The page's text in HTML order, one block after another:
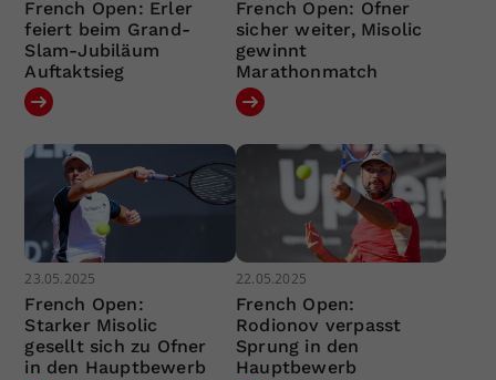
French Open: Erler
feiert beim Grand-
Slam-Jubiläum
Auftaktsieg
French Open: Ofner
sicher weiter, Misolic
gewinnt
Marathonmatch
23.05.2025
French Open:
Starker Misolic
gesellt sich zu Ofner
in den Hauptbewerb
22.05.2025
French Open:
Rodionov verpasst
Sprung in den
Hauptbewerb